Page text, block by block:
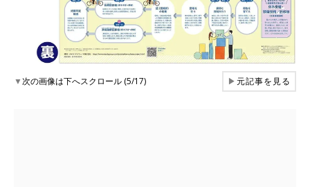
▼次の画像は下へスクロール (5/17) ▶元記事を見る